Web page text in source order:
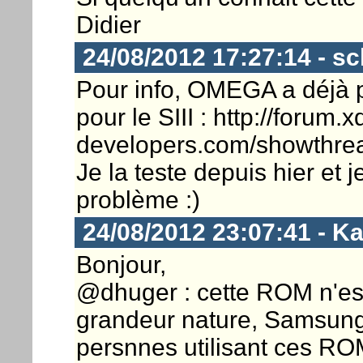
Didier
24/08/2012 17:27:14 -
Pour info, OMEGA a
pour le SIII : http://
developers.com/
Je la teste depuis hier et
problème :)
24/08/2012 23:07:41 -
Bonjour,
@dhuger : cette ROM
grandeur nature,
persnnes utilisant ces